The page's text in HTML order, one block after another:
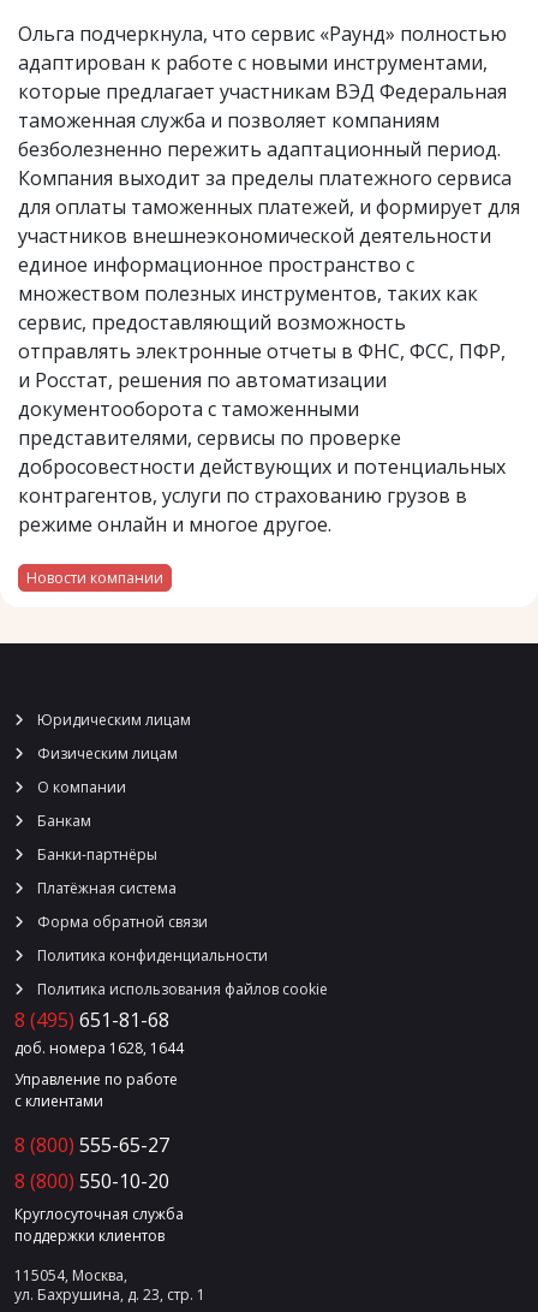
Ольга подчеркнула, что сервис «Раунд» полностью
адаптирован к работе с новыми инструментами,
которые предлагает участникам ВЭД Федеральная
таможенная служба и позволяет компаниям
безболезненно пережить адаптационный период.
Компания выходит за пределы платежного сервиса
для оплаты таможенных платежей, и формирует для
участников внешнеэкономической деятельности
единое информационное пространство с
множеством полезных инструментов, таких как
сервис, предоставляющий возможность
отправлять электронные отчеты в ФНС, ФСС, ПФР,
и Росстат, решения по автоматизации
документооборота с таможенными
представителями, сервисы по проверке
добросовестности действующих и потенциальных
контрагентов, услуги по страхованию грузов в
режиме онлайн и многое другое.
Новости компании
Юридическим лицам
Физическим лицам
О компании
Банкам
Банки-партнёры
Платёжная система
Форма обратной связи
Политика конфиденциальности
Политика использования файлов cookie
8 (495) 651-81-68
доб. номера 1628, 1644
Управление по работе
с клиентами
8 (800) 555-65-27
8 (800) 550-10-20
Круглосуточная служба
поддержки клиентов
115054, Москва,
ул. Бахрушина, д. 23, стр. 1